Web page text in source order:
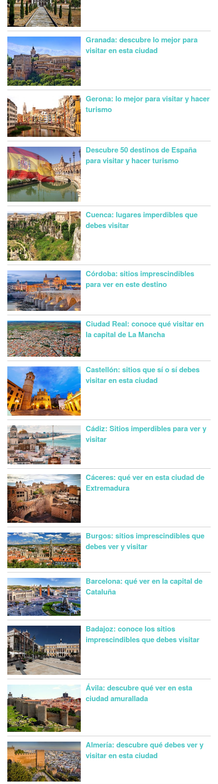
Granada: descubre lo mejor para
visitar en esta ciudad
Gerona: lo mejor para visitar y hacer
turismo
Descubre 50 destinos de España
para visitar y hacer turismo
Cuenca: lugares imperdibles que
debes visitar
Córdoba: sitios imprescindibles
para ver en este destino
Ciudad Real: conoce qué visitar en
la capital de La Mancha
Castellón: sitios que sí o sí debes
visitar en esta ciudad
Cádiz: Sitios imperdibles para ver y
visitar
Cáceres: qué ver en esta ciudad de
Extremadura
Burgos: sitios imprescindibles que
debes ver y visitar
Barcelona: qué ver en la capital de
Cataluña
Badajoz: conoce los sitios
imprescindibles que debes visitar
Ávila: descubre qué ver en esta
ciudad amurallada
Almería: descubre qué debes ver y
visitar en esta ciudad